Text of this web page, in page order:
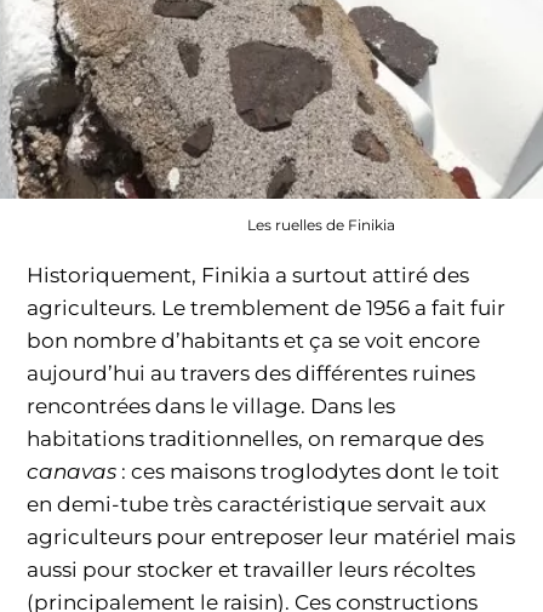
Les ruelles de Finikia
Historiquement, Finikia a surtout attiré des
agriculteurs. Le tremblement de 1956 a fait fuir
bon nombre d’habitants et ça se voit encore
aujourd’hui au travers des différentes ruines
rencontrées dans le village. Dans les
habitations traditionnelles, on remarque des
canavas : ces maisons troglodytes dont le toit
en demi-tube très caractéristique servait aux
agriculteurs pour entreposer leur matériel mais
aussi pour stocker et travailler leurs récoltes
(principalement le raisin). Ces constructions